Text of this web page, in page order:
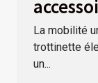
votre
La mobilité
trottinette
un...